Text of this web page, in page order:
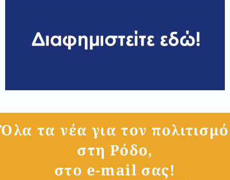
Όλα τα νέα για τον πολιτισμό
στη Ρόδο,
στο e-mail σας!